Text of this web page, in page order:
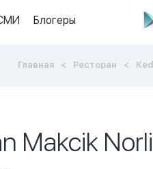
Блогеры
Главная Ресторан
Makcik